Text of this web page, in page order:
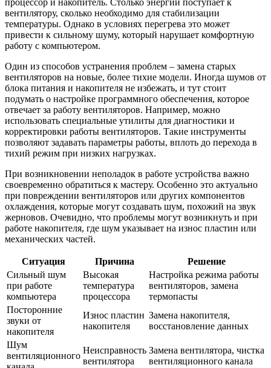
вентилятору, сколько необходимо для стабилизации
температуры. Однако в условиях перегрева это может
привести к сильному шуму, который нарушает комфортную
работу с компьютером.
Один из способов устранения проблем – замена старых
вентиляторов на новые, более тихие модели. Иногда шумов от
блока питания и накопителя не избежать, и тут стоит
подумать о настройке программного обеспечения, которое
отвечает за работу вентиляторов. Например, можно
использовать специальные утилиты для диагностики и
корректировки работы вентиляторов. Такие инструменты
позволяют задавать параметры работы, вплоть до перехода в
тихий режим при низких нагрузках.
При возникновении неполадок в работе устройства важно
своевременно обратиться к мастеру. Особенно это актуально
при повреждении вентиляторов или других компонентов
охлаждения, которые могут создавать шум, похожий на звук
жерновов. Очевидно, что проблемы могут возникнуть и при
работе накопителя, где шум указывает на износ пластин или
механических частей.
Ситуация Причина
Решение
Сильный шум
при работе
компьютера
Высокая
температура
процессора
Настройка режима работы
вентиляторов, замена
термопасты
Посторонние
звуки от
накопителя
Износ пластин
накопителя
Замена накопителя,
восстановление данных
Шум
вентиляционного
Неисправность
вентилятора
Замена вентилятора, чистка
вентиляционного канала